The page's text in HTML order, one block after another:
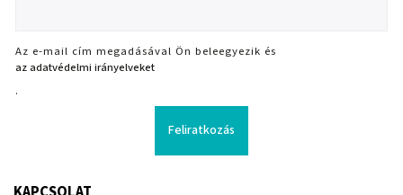
Az e-mail cím megadásával Ön beleegyezik és
az adatvédelmi irányelveket
.
Feliratkozás